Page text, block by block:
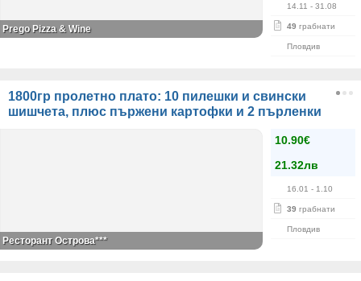
14.11 - 31.08
49 грабнати
Пловдив
Prego Pizza & Wine
1800гр пролетно плато: 10 пилешки и свински
шишчета, плюс пържени картофки и 2 пърленки
10.90€
21.32лв
16.01 - 1.10
39 грабнати
Пловдив
Ресторант Острова***